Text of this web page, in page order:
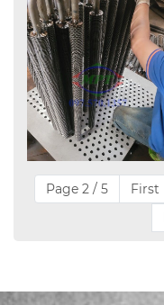
Page 2 / 5 First